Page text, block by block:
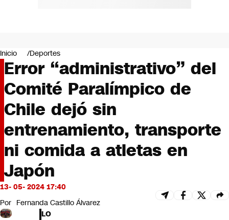
Negocios
Deportes
Programas completos
Cultura
Servicios
Bits
CNN tiempo
Futuro 360
Opinión
Inicio Deportes
Error “administrativo” del
Comité Paralímpico de
Chile dejó sin
entrenamiento, transporte
ni comida a atletas en
Japón
13- 05- 2024 17:40
Por Fernanda Castillo Álvarez
LO